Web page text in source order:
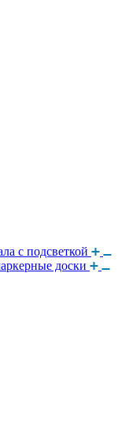
с подсветкой
доски